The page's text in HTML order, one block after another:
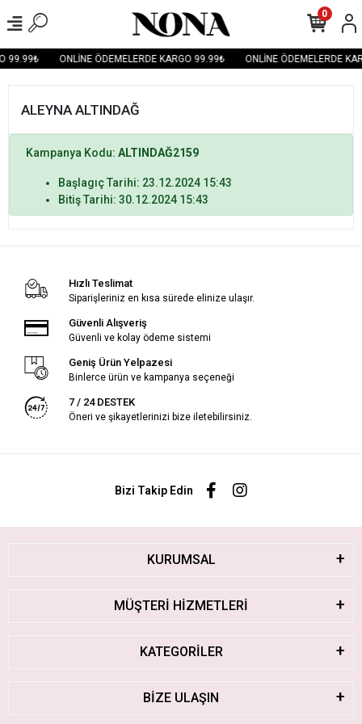
99.99₺ ONLİNE ÖDEMELERDE KARGO 99.99₺ ONLİNE ÖDEMELERDE
0
ALEYNA ALTINDAĞ
Kampanya Kodu: ALTINDAĞ2159
Başlagıç Tarihi: 23.12.2024 15:43
Bitiş Tarihi: 30.12.2024 15:43
Hızlı Teslimat
Siparişleriniz en kısa sürede elinize ulaşır.
Güvenli Alışveriş
Güvenli ve kolay ödeme sistemi
Geniş Ürün Yelpazesi
Binlerce ürün ve kampanya seçeneği
7 / 24 DESTEK
Öneri ve şikayetlerinizi bize iletebilirsiniz.
Bizi Takip Edin
KURUMSAL
MÜŞTERİ HİZMETLERİ
KATEGORİLER
BİZE ULAŞIN